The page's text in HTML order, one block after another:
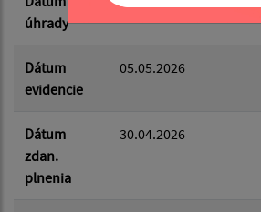
úhrady
Dátum
evidencie
05.05.2026
Dátum
zdan.
plnenia
30.04.2026